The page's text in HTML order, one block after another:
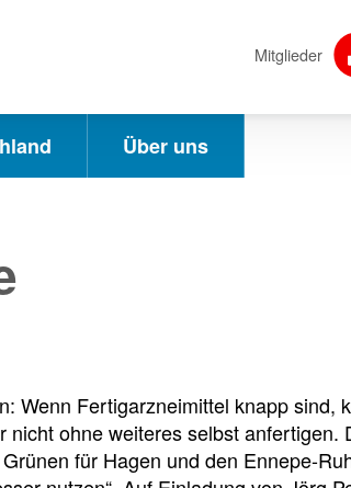
Mitglieder
Über uns
Wenn Fertigarzneimittel knapp sind,
ohne weiteres selbst anfertigen.
für Hagen und den Ennepe-